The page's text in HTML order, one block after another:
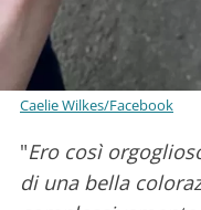
Caelie Wilkes/Facebook
"Ero così
di una bella